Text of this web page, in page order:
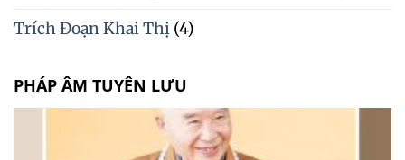
Trích Đoạn Khai Thị (4)
PHÁP ÂM TUYÊN LƯU